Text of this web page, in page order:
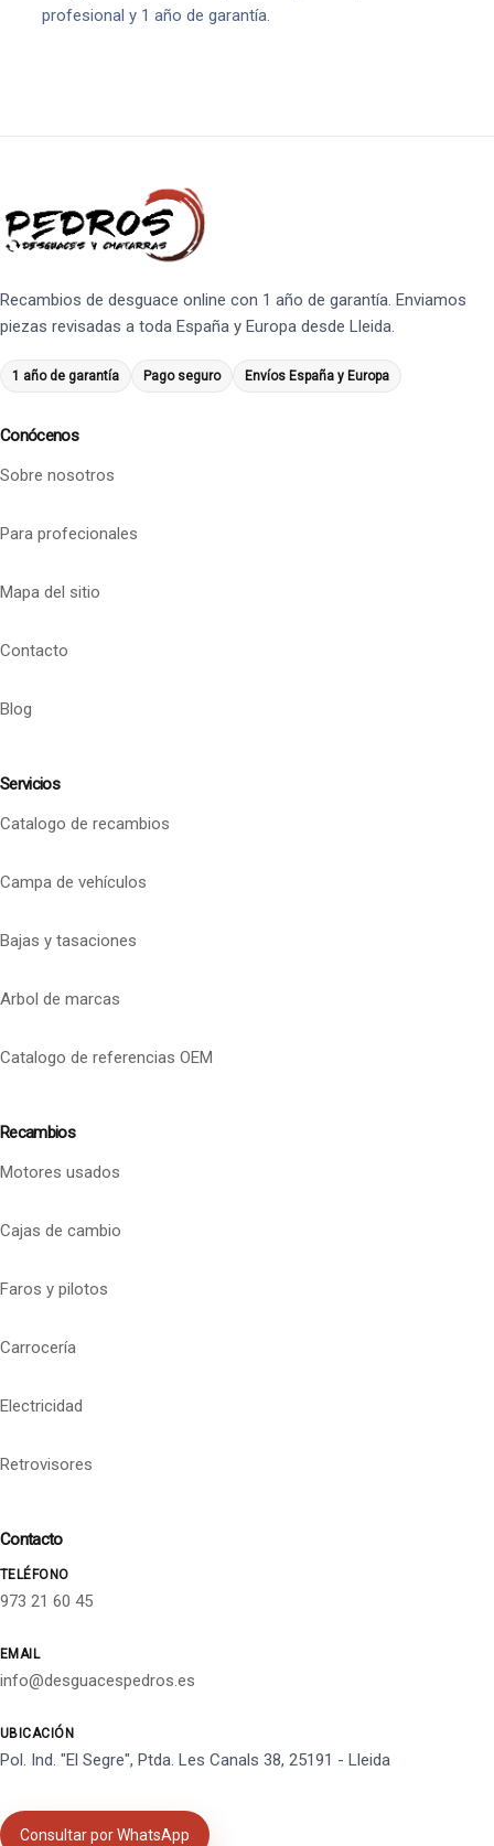
profesional y 1 año de garantía.
Recambios de desguace online con 1 año de garantía. Enviamos
piezas revisadas a toda España y Europa desde Lleida.
1 año de garantía Pago seguro Envíos España y Europa
Conócenos
Sobre nosotros
Para profecionales
Mapa del sitio
Contacto
Blog
Servicios
Catalogo de recambios
Campa de vehículos
Bajas y tasaciones
Arbol de marcas
Catalogo de referencias OEM
Recambios
Motores usados
Cajas de cambio
Faros y pilotos
Carrocería
Electricidad
Retrovisores
Contacto
TELÉFONO
973 21 60 45
EMAIL
info@desguacespedros.es
UBICACIÓN
Pol. Ind. "El Segre", Ptda. Les Canals 38, 25191 - Lleida
Consultar por WhatsApp